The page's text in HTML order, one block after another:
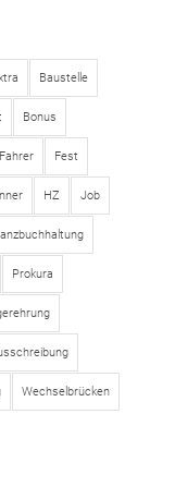
Baustelle
Bonus
Fahrer Fest
HZ Job
Prokura
Wechselbrücken